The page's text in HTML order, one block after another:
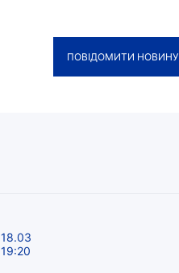
ПОВІДОМИТИ НОВИНУ
18.03
19:20